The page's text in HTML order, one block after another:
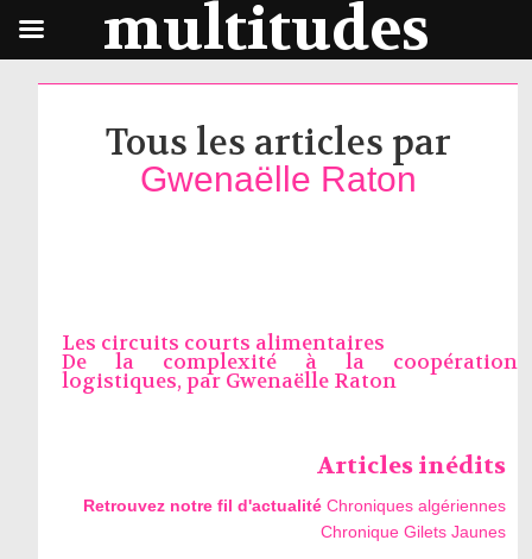
Tous les articles par
Gwenaëlle Raton
Les circuits courts alimentaires
De la complexité à la coopération
logistiques, par Gwenaëlle Raton
Articles inédits
Retrouvez notre fil d'actualité Chroniques algériennes
Chronique Gilets Jaunes
multitudes